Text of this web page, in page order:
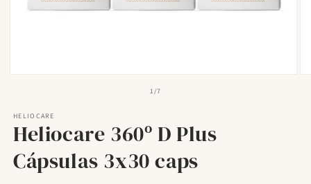
en
una
ventana
modal
1/de
7
HELIOCARE
Heliocare 360º D Plus
Cápsulas 3x30 caps